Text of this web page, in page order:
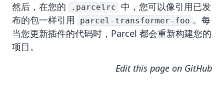
然后，在您的 .parcelrc
中，您可以像引用已发
布的包一样引用
parcel-transformer-foo 。每
当您更新插件的代码时，Parcel 都会重新构建您的
项目。
Edit this page on GitHub